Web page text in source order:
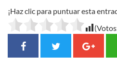
¡Haz clic para puntuar esta